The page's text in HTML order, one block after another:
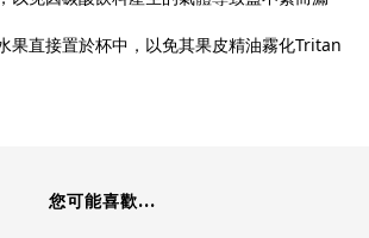
果直接置於杯中，以免其果皮精油霧化Tritan
您可能喜歡...